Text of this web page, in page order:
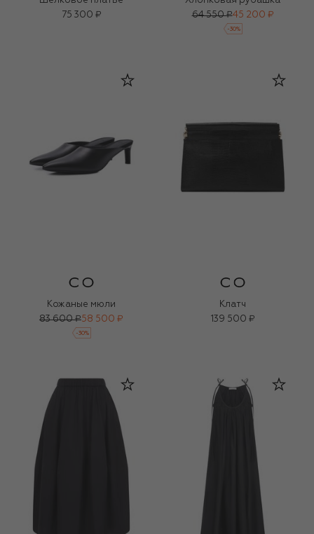
75 300 ₽
64 550 ₽45 200 ₽
-30%
Кожаные мюли
83 600 ₽58 500 ₽
-30%
Клатч
139 500 ₽